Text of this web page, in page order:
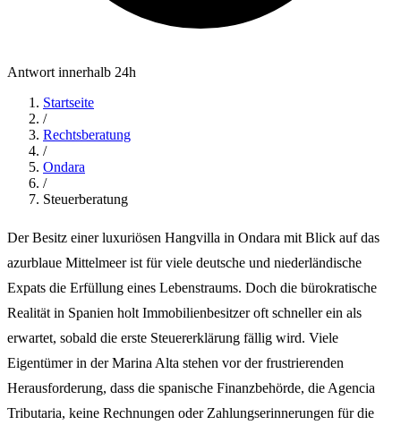
Antwort innerhalb 24h
Startseite
/
Rechtsberatung
/
Ondara
/
Steuerberatung
Der Besitz einer luxuriösen Hangvilla in Ondara mit Blick auf das
azurblaue Mittelmeer ist für viele deutsche und niederländische
Expats die Erfüllung eines Lebenstraums. Doch die bürokratische
Realität in Spanien holt Immobilienbesitzer oft schneller ein als
erwartet, sobald die erste Steuererklärung fällig wird. Viele
Eigentümer in der Marina Alta stehen vor der frustrierenden
Herausforderung, dass die spanische Finanzbehörde, die Agencia
Tributaria, keine Rechnungen oder Zahlungserinnerungen für die